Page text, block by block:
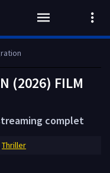
(2026) FILM
complet
Thriller